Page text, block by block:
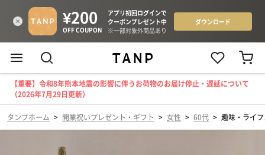
【重要】令和8年熊本地震の影響に伴うお荷物のお届け停止・遅延について
（2026年7月29日更新）
タンプホーム > 開業祝いプレゼント・ギフト > 女性 > 60代 > 趣味・ライ